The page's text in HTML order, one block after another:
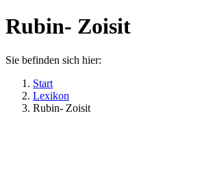
Rubin- Zoisit
Sie befinden sich hier:
Start
Lexikon
Rubin- Zoisit